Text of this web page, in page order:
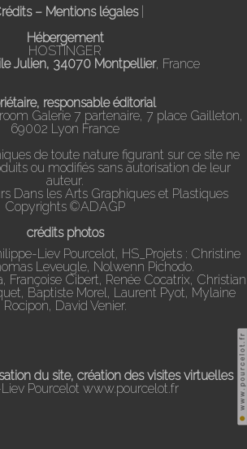
– Mentions légales|
Hébergement
HOSTINGER
Julien, 34070 Montpellier, France
responsable éditorial
Galerie 7 partenaire, 7 place Gailleton,
69002 Lyon France
de toute nature figurant sur ce site ne
ou modifiés sans autorisation de leur
auteur.
Dans les Arts Graphiques et Plastiques
Copyrights ©ADAGP
crédits photos
Liev Pourcelot, HS_Projets : Christine
Leveugle, Nolwenn Pichodo.
Françoise Cibert, Renée Cocatrix, Christian
Baptiste Morel, Laurent Pyot, Mylaine
Rocipon, David Venier.
du site, création des visites virtuelles
Pourcelot www.pourcelot.fr